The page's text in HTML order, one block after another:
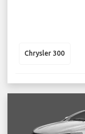
Chrysler 300